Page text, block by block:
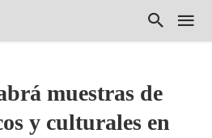
muestras de
y culturales en